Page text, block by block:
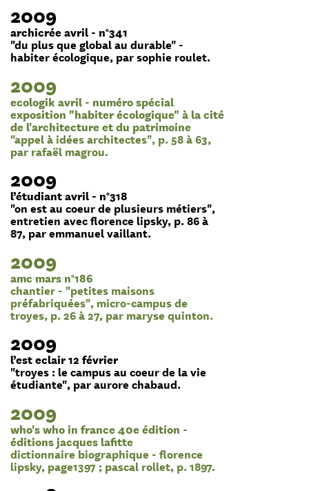
2009
archicrée avril - n°341
"du plus que global au durable" -
habiter écologique, par sophie roulet.
2009
ecologik avril - numéro spécial
exposition "habiter écologique" à la cité
de l'architecture et du patrimoine
"appel à idées architectes", p. 58 à 63,
par rafaël magrou.
2009
l’étudiant avril - n°318
"on est au coeur de plusieurs métiers",
entretien avec florence lipsky, p. 86 à
87, par emmanuel vaillant.
2009
amc mars n°186
chantier - "petites maisons
préfabriquées", micro-campus de
troyes, p. 26 à 27, par maryse quinton.
2009
l’est eclair 12 février
"troyes : le campus au coeur de la vie
étudiante", par aurore chabaud.
2009
who's who in france 40e édition -
éditions jacques lafitte
dictionnaire biographique - florence
lipsky, page1397 ; pascal rollet, p. 1897.